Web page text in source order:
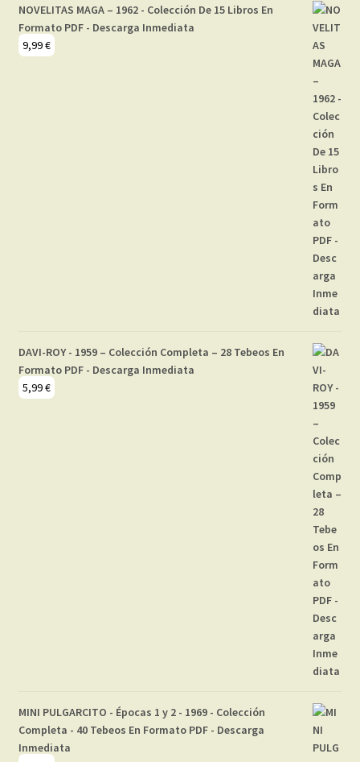
NOVELITAS MAGA – 1962 - Colección De 15 Libros En
Formato PDF - Descarga Inmediata
9,99€
DAVI-ROY - 1959 – Colección Completa – 28 Tebeos En
Formato PDF - Descarga Inmediata
5,99€
MINI PULGARCITO - Épocas 1 y 2 - 1969 - Colección
Completa - 40 Tebeos En Formato PDF - Descarga
Inmediata